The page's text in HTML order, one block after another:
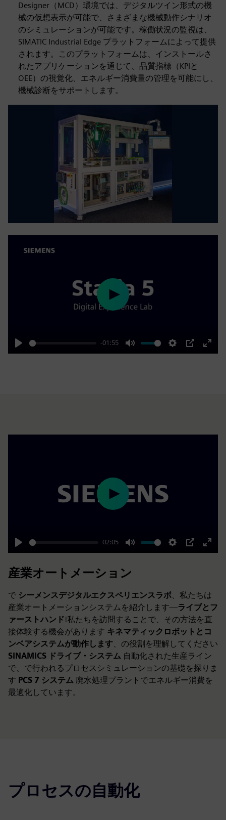
Designer（MCD）環境では、デジタルツイン形式の機
械の仮想表示が可能で、さまざまな機械動作シナリオ
のシミュレーションが可能です。稼働状況の監視は、
SIMATIC Industrial Edge プラットフォームによって提供
されます。このプラットフォームは、インストールさ
れたアプリケーションを通じて、品質指標（KPIと
OEE）の視覚化、エネルギー消費量の管理を可能にし、
機械診断をサポートします。
Play
-01:55
Mute Settings
PIP
Enter
Play
Play
02:05
Mute Settings
PIP
Enter
Play
産業オートメーション
で シーメンスデジタルエクスペリエンスラボ、私たちは
産業オートメーションシステムを紹介します—ライブとフ
ァーストハンド!私たちを訪問することで、その方法を直
接体験する機会があります キネマティックロボットとコ
ンベアシステムが動作します、の役割を理解してください
SINAMICS ドライブ・システム 自動化された生産ライン
で、で行われるプロセスシミュレーションの基礎を探りま
す PCS 7 システム 廃水処理プラントでエネルギー消費を
最適化しています。
プロセスの自動化